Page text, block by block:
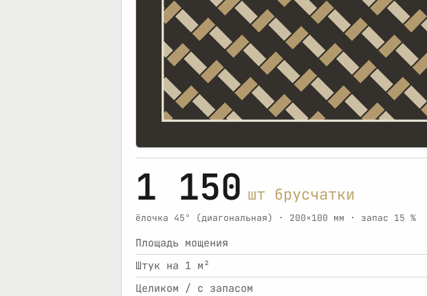
1 150 шт брусчатки
ёлочка 45° (диагональная) · 200×100 мм · запас 15 %
Площадь мощения
Штук на 1 м²
Целиком / с запасом